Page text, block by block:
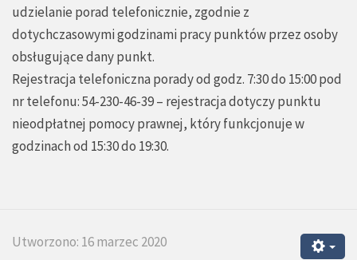
udzielanie porad telefonicznie, zgodnie z
dotychczasowymi godzinami pracy punktów przez osoby
obsługujące dany punkt.
Rejestracja telefoniczna porady od godz. 7:30 do 15:00 pod
nr telefonu: 54-230-46-39 – rejestracja dotyczy punktu
nieodpłatnej pomocy prawnej, który funkcjonuje w
godzinach od 15:30 do 19:30.
Utworzono: 16 marzec 2020